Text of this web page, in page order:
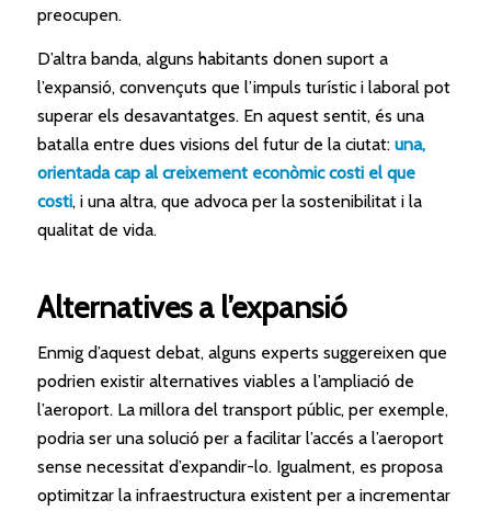
preocupen.
D’altra banda, alguns habitants donen suport a
l’expansió, convençuts que l’impuls turístic i laboral pot
superar els desavantatges. En aquest sentit, és una
batalla entre dues visions del futur de la ciutat: una,
orientada cap al creixement econòmic costi el que
costi, i una altra, que advoca per la sostenibilitat i la
qualitat de vida.
Alternatives a l’expansió
Enmig d’aquest debat, alguns experts suggereixen que
podrien existir alternatives viables a l’ampliació de
l’aeroport. La millora del transport públic, per exemple,
podria ser una solució per a facilitar l’accés a l’aeroport
sense necessitat d’expandir-lo. Igualment, es proposa
optimitzar la infraestructura existent per a incrementar